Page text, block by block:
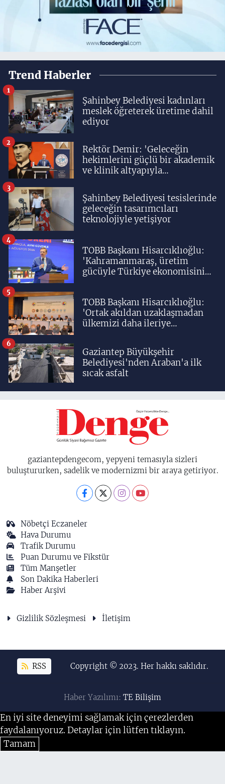
Trend Haberler
Şahinbey Belediyesi kadınları
meslek öğreterek üretime dahil
ediyor
1
Rektör Demir: 'Geleceğin
hekimlerini güçlü bir akademik
ve klinik altyapıyla
2
Şahinbey Belediyesi tesislerinde
geleceğin tasarımcıları
teknolojiyle yetişiyor
3
TOBB Başkanı Hisarcıklıoğlu:
'Kahramanmaraş, üretim
gücüyle Türkiye ekonomisinin
4
TOBB Başkanı Hisarcıklıoğlu:
'Ortak akıldan uzaklaşmadan
ülkemizi daha ileriye
5
Gaziantep Büyükşehir
Belediyesi'nden Araban'a ilk
sıcak asfalt
6
gaziantepdengecom, yepyeni temasıyla sizleri
buluştururken, sadelik ve modernizmi bir araya getiriyor.
Nöbetçi Eczaneler
Hava Durumu
Trafik Durumu
Puan Durumu ve Fikstür
Tüm Manşetler
Son Dakika Haberleri
Haber Arşivi
Gizlilik Sözleşmesi İletişim
RSS Copyright © 2023. Her hakkı saklıdır.
Haber Yazılımı: TE Bilişim
En iyi site deneyimi sağlamak için çerezlerden
faydalanıyoruz. Detaylar için lütfen tıklayın.
Tamam